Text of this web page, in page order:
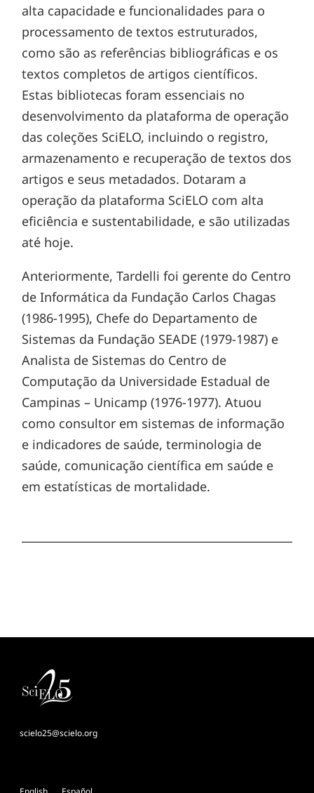
alta capacidade e funcionalidades para o
processamento de textos estruturados,
como são as referências bibliográficas e os
textos completos de artigos científicos.
Estas bibliotecas foram essenciais no
desenvolvimento da plataforma de operação
das coleções SciELO, incluindo o registro,
armazenamento e recuperação de textos dos
artigos e seus metadados. Dotaram a
operação da plataforma SciELO com alta
eficiência e sustentabilidade, e são utilizadas
até hoje.
Anteriormente, Tardelli foi gerente do Centro
de Informática da Fundação Carlos Chagas
(1986-1995), Chefe do Departamento de
Sistemas da Fundação SEADE (1979-1987) e
Analista de Sistemas do Centro de
Computação da Universidade Estadual de
Campinas – Unicamp (1976-1977). Atuou
como consultor em sistemas de informação
e indicadores de saúde, terminologia de
saúde, comunicação científica em saúde e
em estatísticas de mortalidade.
scielo25@scielo.org